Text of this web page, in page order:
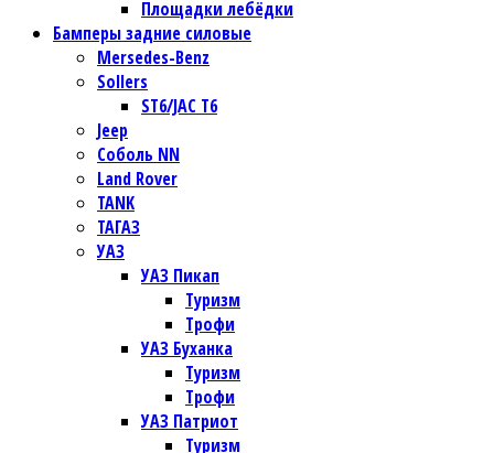
Площадки лебёдки
Бамперы задние силовые
Mersedes-Benz
Sollers
ST6/JAC T6
Jeep
Соболь NN
Land Rover
TANK
ТАГАЗ
УАЗ
УАЗ Пикап
Туризм
Трофи
УАЗ Буханка
Туризм
Трофи
УАЗ Патриот
Туризм